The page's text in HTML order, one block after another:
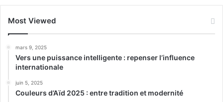
Most Viewed
mars 9, 2025
Vers une puissance intelligente : repenser l’influence
internationale
juin 5, 2025
Couleurs d’Aïd 2025 : entre tradition et modernité